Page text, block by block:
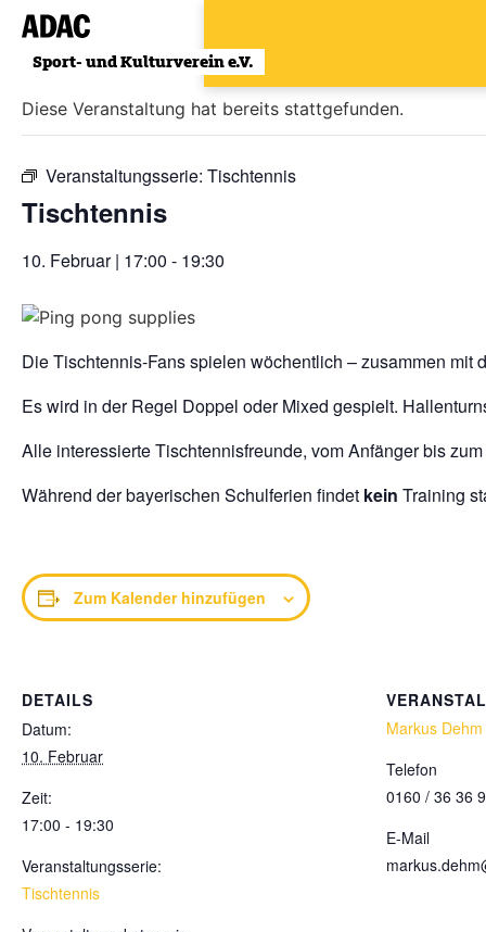
Zum
Inhalt
wechseln
« Alle Veranstaltungen
Diese Veranstaltung hat bereits stattgefunden.
Veranstaltungsserie: Tischtennis
Tischtennis
10. Februar | 17:00 - 19:30
Die Tischtennis-Fans spielen wöchentlich – zusammen mit
Es wird in der Regel Doppel oder Mixed gespielt.
Alle interessierte Tischtennisfreunde, vom Anfänger bis
Während der bayerischen Schulferien findet kein Training
Zum Kalender hinzufügen
DETAILS
Datum:
10. Februar
Zeit:
17:00 - 19:30
Veranstaltungsserie:
Tischtennis
Markus Dehm
Telefon
0160 / 36 36
E-Mail